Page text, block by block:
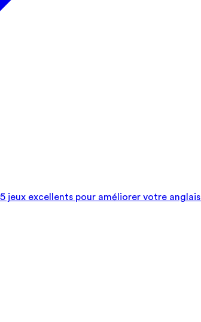
5 jeux excellents pour améliorer votre anglais